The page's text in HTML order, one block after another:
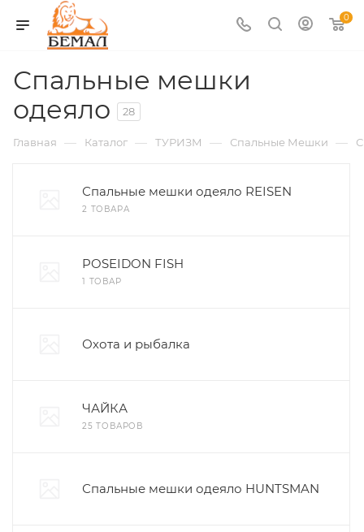
0
Спальные мешки
одеяло
28
Главная — Каталог — ТУРИЗМ — Спальные Мешки —
Спальные мешки одеяло REISEN
2 ТОВАРА
POSEIDON FISH
1 ТОВАР
Охота и рыбалка
ЧАЙКА
25 ТОВАРОВ
Спальные мешки одеяло HUNTSMAN